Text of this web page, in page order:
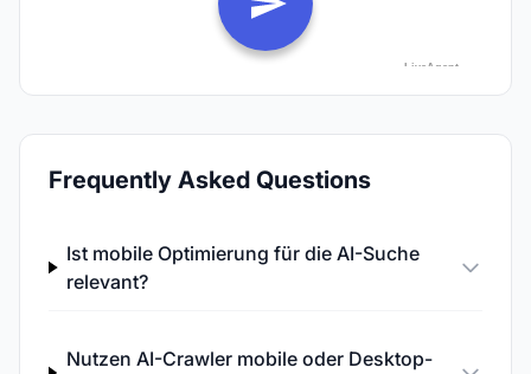
Frequently Asked Questions
Ist mobile Optimierung für die AI-Suche
relevant?
Nutzen AI-Crawler mobile oder Desktop-